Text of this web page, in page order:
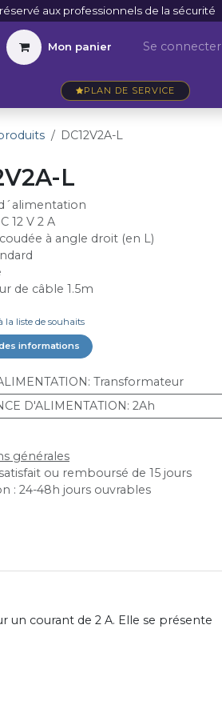
aux professionnels de la sécurité
Mon panier Se connecter
PLAN DE SERVICE
DC12V2A-L
L
12 V 2 A
coudée à angle droit (en L)
de câble 1.5m
la liste de souhaits
informations
: Transformateur
D'ALIMENTATION : 2Ah
générales
ou remboursé de 15 jours
: 24-48h jours ouvrables
un courant de 2 A. Elle se présente